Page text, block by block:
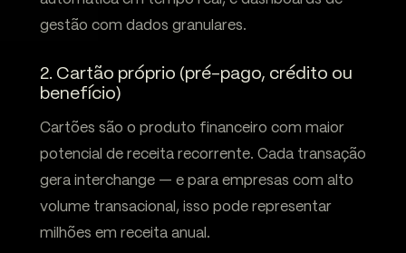
gestão com dados granulares.
2. Cartão próprio (pré-pago, crédito ou
benefício)
Cartões são o produto financeiro com maior
potencial de receita recorrente. Cada transação
gera interchange — e para empresas com alto
volume transacional, isso pode representar
milhões em receita anual.